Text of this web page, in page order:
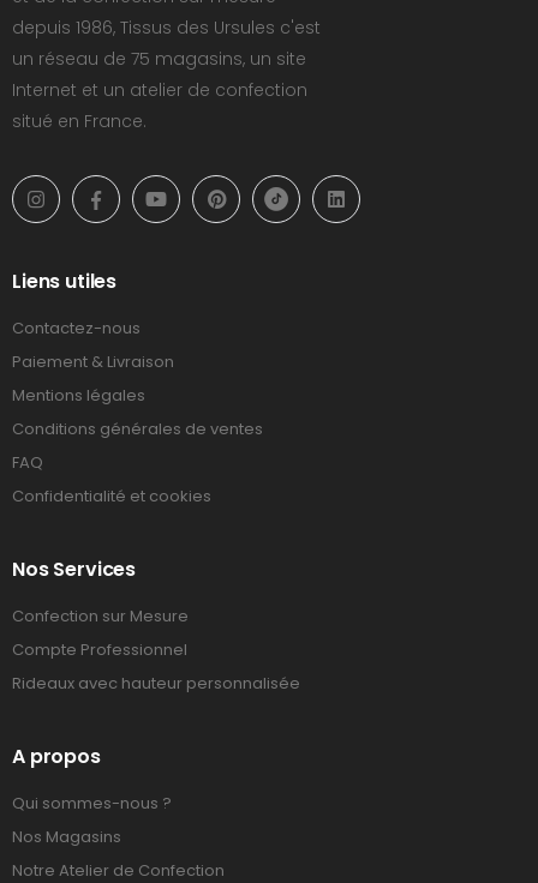
depuis 1986, Tissus des Ursules c'est
un réseau de 75 magasins, un site
Internet et un atelier de confection
situé en France.
Liens utiles
Contactez-nous
Paiement & Livraison
Mentions légales
Conditions générales de ventes
FAQ
Confidentialité et cookies
Nos Services
Confection sur Mesure
Compte Professionnel
Rideaux avec hauteur personnalisée
A propos
Qui sommes-nous ?
Nos Magasins
Notre Atelier de Confection